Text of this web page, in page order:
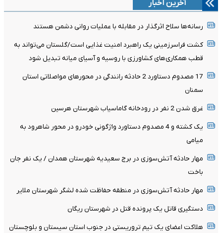
آخرین اخبار
رسانه‌ها سلاح اثرگذار در مقابله با عملیات روانی دشمن هستند
کشت فراسرزمینی یک راهبرد امنیت غذایی است/گلستان می‌تواند به
قطب همکاری‌های کشاورزی با روسیه و آسیای میانه تبدیل شود
17 مصدوم دستاورد 2 حادثه رانندگی در محورهای مواصلاتی استان
سمنان
غرق شدن 2 نفر در رودخانه گاماسیاب شهرستان هرسین
یک کشته و 4 مصدوم دستاورد واژگونی خودرو در محور شاهرود به
میامی
مهار حادثه آتش‌سوزی در برج سعیدیه شهرستان همدان / یک نفر جان
باخت
مهار حادثه آتش‌سوزی در منطقه حفاظت شده لشگر شهرستان ملایر
دستگیری قاتل یک پرونده قتل در شهرستان ریگان
هلاکت اعضای یک تیم تروریستی در جنوب استان سیستان و بلوچستان